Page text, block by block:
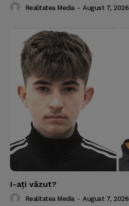
Realitatea Media - August 7, 2026
I-aţi văzut?
Realitatea Media - August 7, 2026